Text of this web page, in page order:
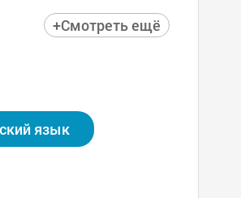
по случаям импланто
медицинским ме
сложных операций и
и безопе
и т. д.
+Смотреть ещё
язык